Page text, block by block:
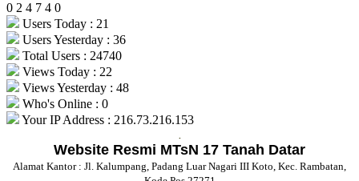
0 2 4 7 4 0
Users Today : 21
Users Yesterday : 36
Total Users : 24740
Views Today : 22
Views Yesterday : 48
Who's Online : 0
Your IP Address : 216.73.216.153
Website Resmi MTsN 17 Tanah Datar
Alamat Kantor : Jl. Kalumpang, Padang Luar Nagari III Koto, Kec. Rambatan,